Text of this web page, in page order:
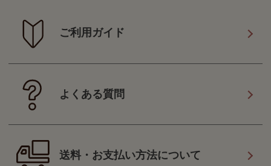
ご利用ガイド
よくある質問
送料・お支払い方法について